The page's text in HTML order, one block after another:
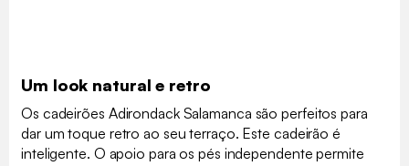
Um look natural e retro
Os cadeirões Adirondack Salamanca são perfeitos para
dar um toque retro ao seu terraço. Este cadeirão é
inteligente. O apoio para os pés independente permite